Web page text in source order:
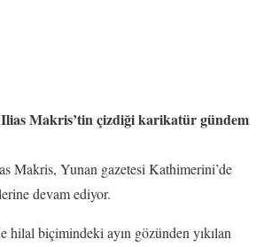
Makris’tin çizdiği karikatür gündem
Makris, Yunan gazetesi Kathimerini’de
devam ediyor.
hilal biçimindeki ayın gözünden yıkılan